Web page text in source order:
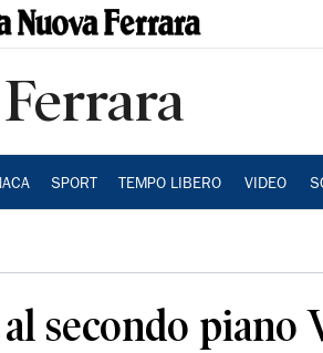
Ferrara
SPORT TEMPO LIBERO VIDEO
secondo piano